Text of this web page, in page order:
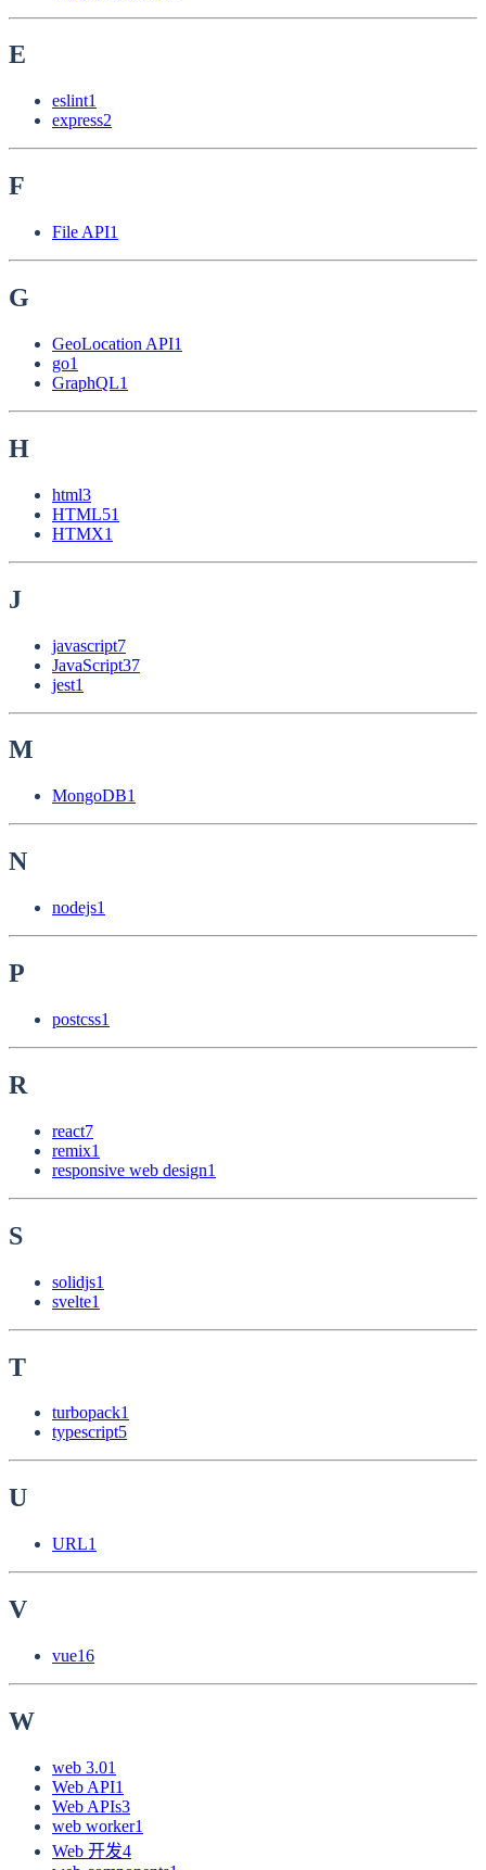
E
eslint1
express2
F
File API1
G
GeoLocation API1
go1
GraphQL1
H
html3
HTML51
HTMX1
J
javascript7
JavaScript37
jest1
M
MongoDB1
N
nodejs1
P
postcss1
R
react7
remix1
responsive web design1
S
solidjs1
svelte1
T
turbopack1
typescript5
U
URL1
V
vue16
W
web 3.01
Web API1
Web APIs3
web worker1
Web 开发4